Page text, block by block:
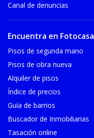
Canal de denuncias
Encuentra en Fotocasa
Pisos de segunda mano
Pisos de obra nueva
Alquiler de pisos
Índice de precios
Guía de barrios
Buscador de Inmobiliarias
Tasación online